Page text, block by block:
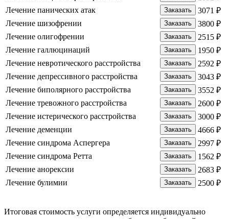
Лечение панических атак
Заказать
3071 ₽
Лечение шизофрении
Заказать
3800 ₽
Лечение олигофрении
Заказать
2515 ₽
Лечение галлюцинаций
Заказать
1950 ₽
Лечение невротического расстройства
Заказать
2592 ₽
Лечение депрессивного расстройства
Заказать
3043 ₽
Лечение биполярного расстройства
Заказать
3552 ₽
Лечение тревожного расстройства
Заказать
2600 ₽
Лечение истерического расстройства
Заказать
3000 ₽
Лечение деменции
Заказать
4666 ₽
Лечение синдрома Аспергера
Заказать
2997 ₽
Лечение синдрома Ретта
Заказать
1562 ₽
Лечение анорексии
Заказать
2683 ₽
Лечение булимии
Заказать 2500 ₽
Итоговая стоимость услуги определяется индивидуально